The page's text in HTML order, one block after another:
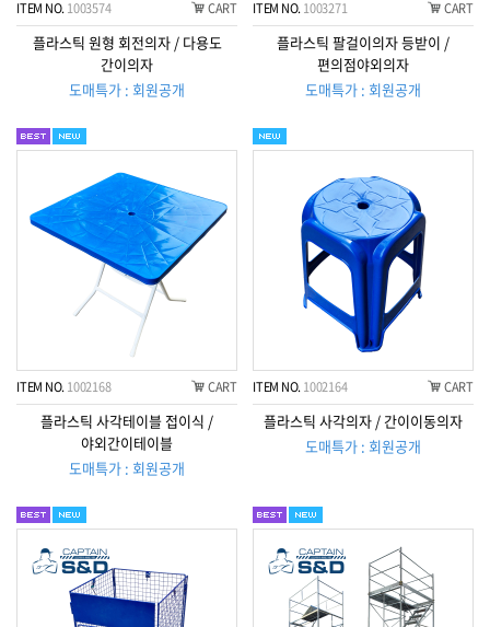
ITEM NO.1003574 CART
플라스틱 원형 회전의자 / 다용도
간이의자
도매특가 : 회원공개
ITEM NO.1003271 CART
플라스틱 팔걸이의자 등받이 /
편의점야외의자
도매특가 : 회원공개
ITEM NO.1002168 CART
플라스틱 사각테이블 접이식 /
야외간이테이블
도매특가 : 회원공개
ITEM NO.1002164 CART
플라스틱 사각의자 / 간이이동의자
도매특가 : 회원공개